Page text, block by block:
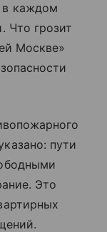
каждом
Что грозит
Москве»
пути
Это